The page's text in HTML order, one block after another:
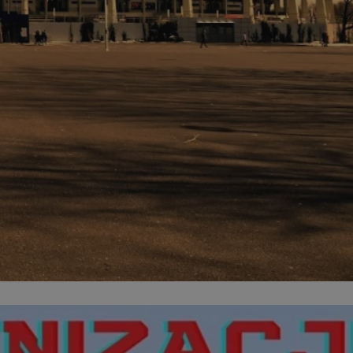
sesji.
sesji.
Cookie-
ludzi i
internetowej,
ważnych raportów
internetowej.
o zgodzie
dotyczących
z witryny.
prywatności
przestrzeganie
użytkownik nie
preferencji,
z regulacjami
optymalizacji